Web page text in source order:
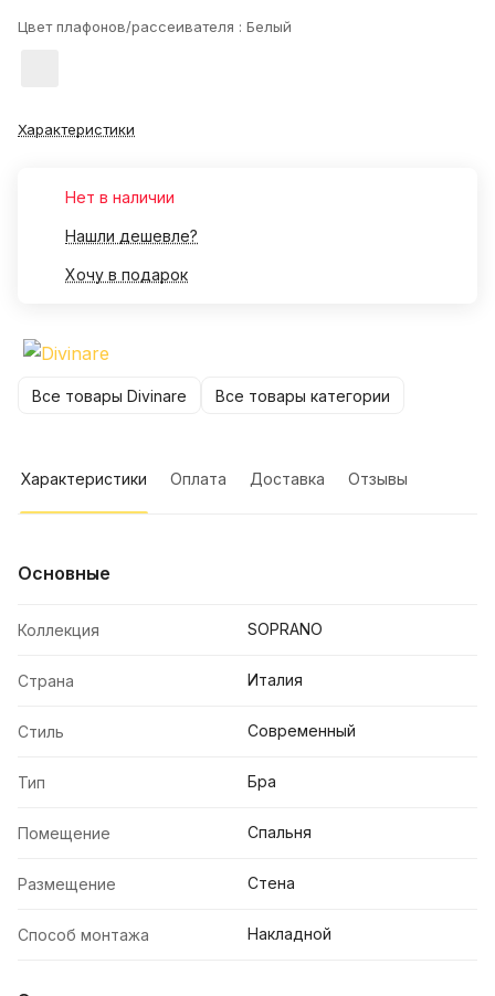
Цвет плафонов/рассеивателя : Белый
Характеристики
Нет в наличии
Нашли дешевле?
Хочу в подарок
Все товары Divinare Все товары категории
Характеристики Оплата Доставка Отзывы
Основные
Коллекция SOPRANO
Страна Италия
Стиль Современный
Тип Бра
Помещение Спальня
Размещение Стена
Способ монтажа Накладной